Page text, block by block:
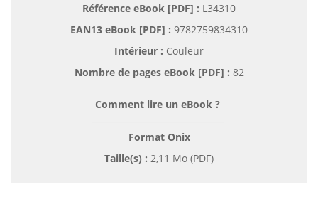
Référence eBook [PDF] : L34310
EAN13 eBook [PDF] : 9782759834310
Intérieur : Couleur
Nombre de pages eBook [PDF] : 82
Comment lire un eBook ?
Format Onix
Taille(s) : 2,11 Mo (PDF)